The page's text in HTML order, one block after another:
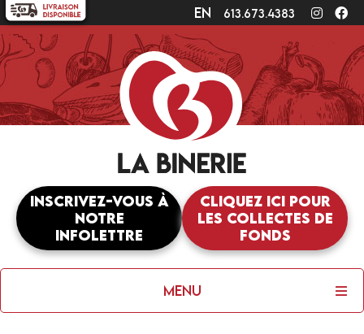
en 613.673.4383
Inscrivez-vous à
notre
infolettre
Cliquez ici pour
les collectes de
fonds
Menu